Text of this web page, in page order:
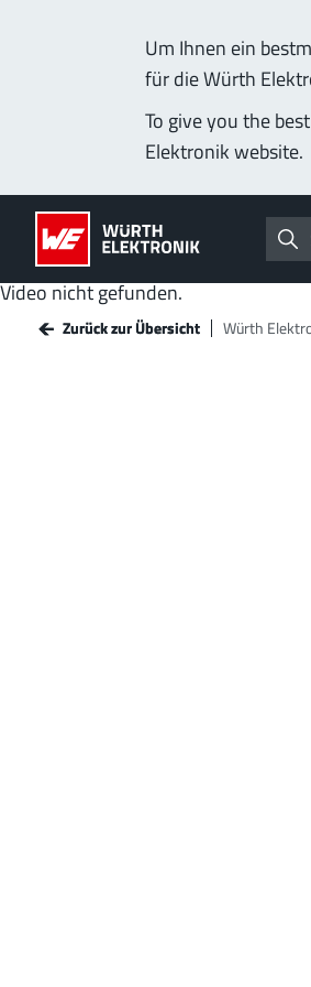
Um Ihnen ein
für die Würth
To give you the
Elektronik website.
Zurück zur Übersicht Würth
Zurück zur Übersicht Würth
Video nicht gefunden.